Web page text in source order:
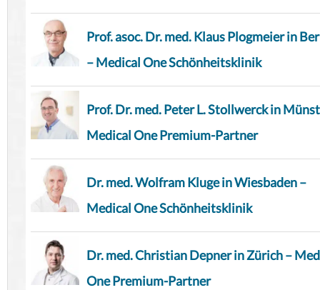
Prof. asoc. Dr. med. Klaus Plogmeier in
– Medical One Schönheitsklinik
Prof. Dr. med. Peter L. Stollwerck in
Medical One Premium-Partner
Dr. med. Wolfram Kluge in Wiesbaden –
Medical One Schönheitsklinik
Dr. med. Christian Depner in Zürich –
One Premium-Partner